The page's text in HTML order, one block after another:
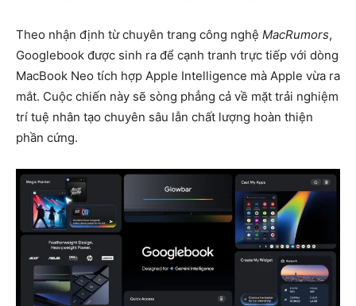
Theo nhận định từ chuyên trang công nghệ MacRumors,
Googlebook được sinh ra để cạnh tranh trực tiếp với dòng
MacBook Neo tích hợp Apple Intelligence mà Apple vừa ra
mắt. Cuộc chiến này sẽ sòng phẳng cả về mặt trải nghiệm
trí tuệ nhân tạo chuyên sâu lẫn chất lượng hoàn thiện
phần cứng.